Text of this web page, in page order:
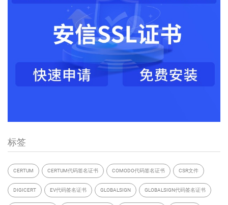
标签
CERTUM CERTUM代码签名证书 COMODO代码签名证书 CSR文件
DIGICERT EV代码签名证书 GLOBALSIGN GLOBALSIGN代码签名证书